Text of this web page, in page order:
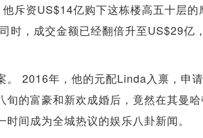
斥资US$14亿购下这栋楼高五十层的
时，成交金额已经翻倍升至US$29亿
。 2016年，他的元配Linda入禀，申
的富豪和新欢成婚后，竟然在其曼哈
间成为全城热议的娱乐八卦新闻。